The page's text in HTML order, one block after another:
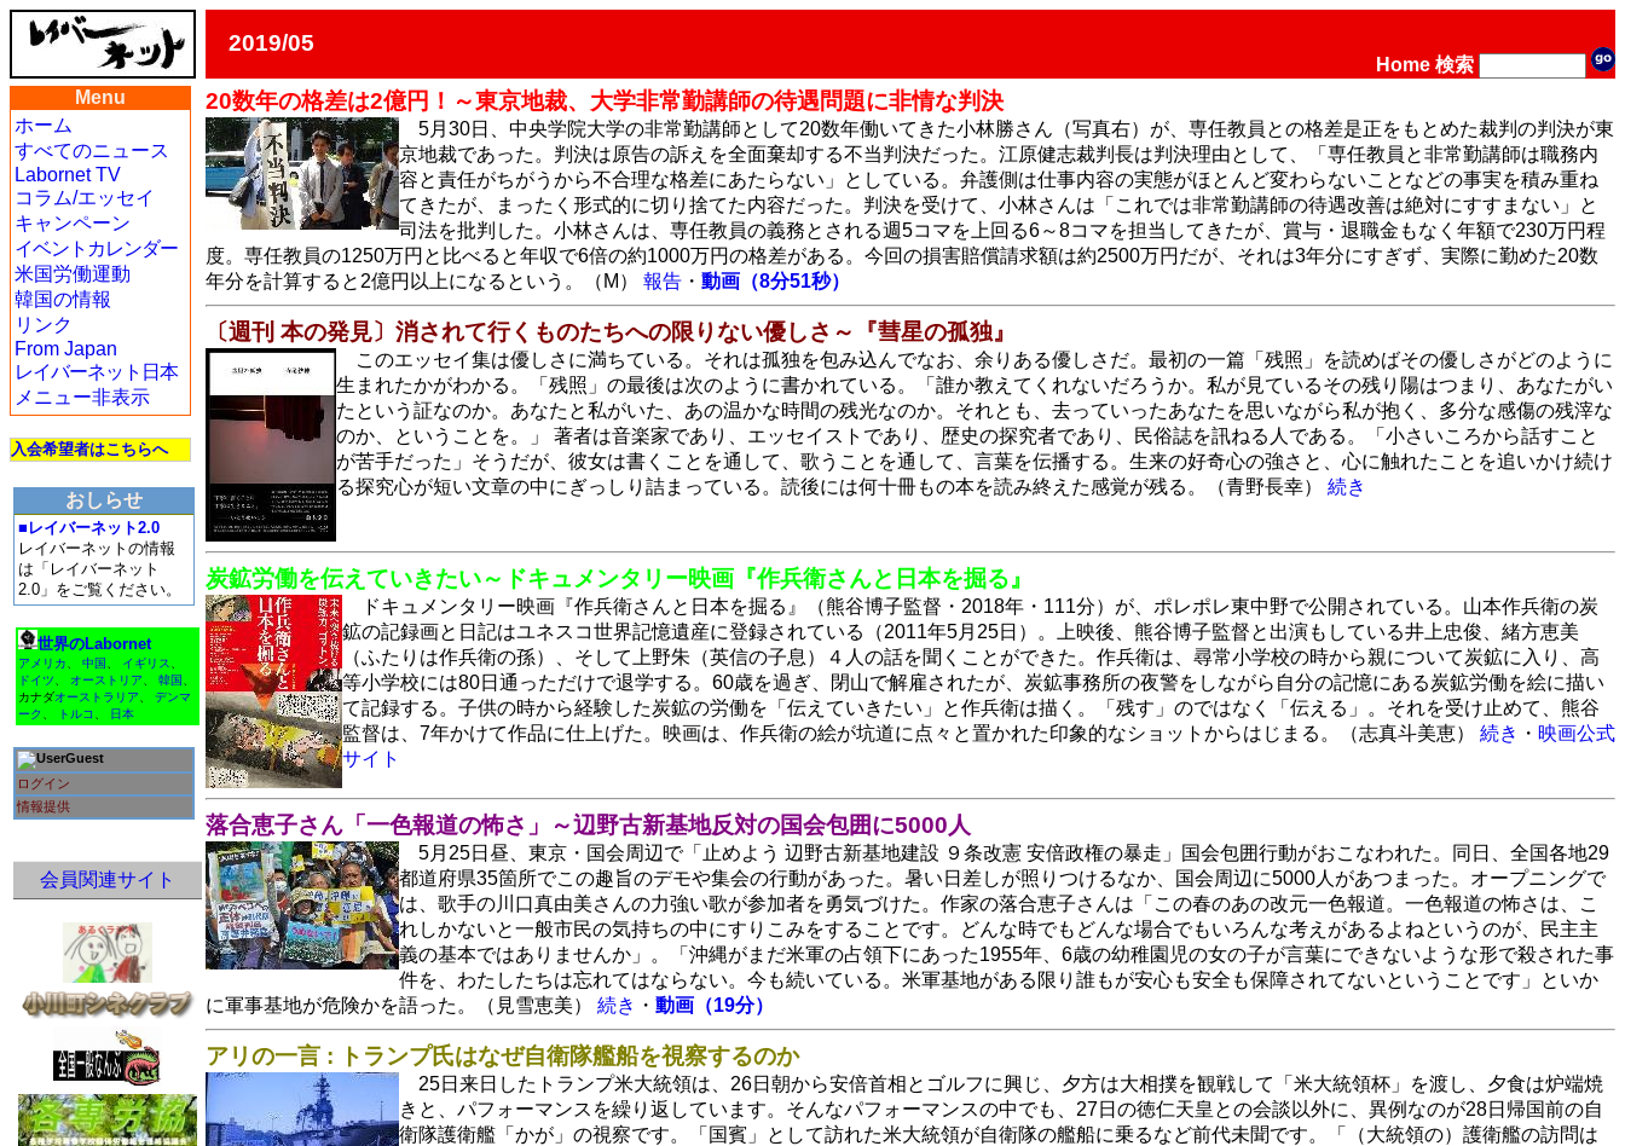
2019/05
Home 検索
Menu
ホーム
すべてのニュース
Labornet TV
コラム/エッセイ
キャンペーン
イベントカレンダー
米国労働運動
韓国の情報
リンク
From Japan
レイバーネット日本
メニュー非表示
入会希望者はこちらへ
おしらせ
■レイバーネット2.0
レイバーネットの情報
は「レイバーネット
2.0」をご覧ください。
世界のLabornet
アメリカ 中国 イギリス
ドイツ
オーストリア 韓国
カナダオーストラリア
デンマ
ーク
トルコ 日本
Guest
ログイン
情報提供
会員関連サイト
20数年の格差は2億円！～東京地裁、大学非常勤講師の待遇問題に非情な判決
5月30日、中央学院大学の非常勤講師として20数年働いてきた小林勝さん（写真右）が、専任教員との格差是正をもとめた裁判の判決が東
京地裁であった。判決は原告の訴えを全面棄却する不当判決だった。江原健志裁判長は判決理由として、「専任教員と非常勤講師は職務内
容と責任がちがうから不合理な格差にあたらない」としている。弁護側は仕事内容の実態がほとんど変わらないことなどの事実を積み重ね
てきたが、まったく形式的に切り捨てた内容だった。判決を受けて、小林さんは「これでは非常勤講師の待遇改善は絶対にすすまない」と
司法を批判した。小林さんは、専任教員の義務とされる週5コマを上回る6～8コマを担当してきたが、賞与・退職金もなく年額で230万円程
度。専任教員の1250万円と比べると年収で6倍の約1000万円の格差がある。今回の損害賠償請求額は約2500万円だが、それは3年分にすぎず、実際に勤めた20数
年分を計算すると2億円以上になるという。（M） 報告 ・ 動画（8分51秒）
〔週刊 本の発見〕消されて行くものたちへの限りない優しさ～『彗星の孤独』
このエッセイ集は優しさに満ちている。それは孤独を包み込んでなお、余りある優しさだ。最初の一篇「残照」を読めばその優しさがどのように
生まれたかがわかる。「残照」の最後は次のように書かれている。「誰か教えてくれないだろうか。私が見ているその残り陽はつまり、あなたがい
たという証なのか。あなたと私がいた、あの温かな時間の残光なのか。それとも、去っていったあなたを思いながら私が抱く、多分な感傷の残滓な
のか、ということを。」 著者は音楽家であり、エッセイストであり、歴史の探究者であり、民俗誌を訊ねる人である。「小さいころから話すこと
が苦手だった」そうだが、彼女は書くことを通して、歌うことを通して、言葉を伝播する。生来の好奇心の強さと、心に触れたことを追いかけ続け
る探究心が短い文章の中にぎっしり詰まっている。読後には何十冊もの本を読み終えた感覚が残る。（青野長幸） 続き
炭鉱労働を伝えていきたい～ドキュメンタリー映画『作兵衛さんと日本を掘る』
ドキュメンタリー映画『作兵衛さんと日本を掘る』（熊谷博子監督・2018年・111分）が、ポレポレ東中野で公開されている。山本作兵衛の炭
鉱の記録画と日記はユネスコ世界記憶遺産に登録されている（2011年5月25日）。上映後、熊谷博子監督と出演もしている井上忠俊、緒方恵美
（ふたりは作兵衛の孫）、そして上野朱（英信の子息）４人の話を聞くことができた。作兵衛は、尋常小学校の時から親について炭鉱に入り、高
等小学校には80日通っただけで退学する。60歳を過ぎ、閉山で解雇されたが、炭鉱事務所の夜警をしながら自分の記憶にある炭鉱労働を絵に描い
て記録する。子供の時から経験した炭鉱の労働を「伝えていきたい」と作兵衛は描く。「残す」のではなく「伝える」。それを受け止めて、熊谷
監督は、7年かけて作品に仕上げた。映画は、作兵衛の絵が坑道に点々と置かれた印象的なショットからはじまる。（志真斗美恵） 続き ・ 映画公式
サイト
落合恵子さん「一色報道の怖さ」～辺野古新基地反対の国会包囲に5000人
5月25日昼、東京・国会周辺で「止めよう 辺野古新基地建設 ９条改憲 安倍政権の暴走」国会包囲行動がおこなわれた。同日、全国各地29
都道府県35箇所でこの趣旨のデモや集会の行動があった。暑い日差しが照りつけるなか、国会周辺に5000人があつまった。オープニングで
は、歌手の川口真由美さんの力強い歌が参加者を勇気づけた。作家の落合恵子さんは「この春のあの改元一色報道。一色報道の怖さは、こ
れしかないと一般市民の気持ちの中にすりこみをすることです。どんな時でもどんな場合でもいろんな考えがあるよねというのが、民主主
義の基本ではありませんか」。「沖縄がまだ米軍の占領下にあった1955年、6歳の幼稚園児の女の子が言葉にできないような形で殺された事
件を、わたしたちは忘れてはならない。今も続いている。米軍基地がある限り誰もが安心も安全も保障されてないということです」といか
に軍事基地が危険かを語った。（見雪恵美） 続き ・ 動画（19分）
アリの一言 : トランプ氏はなぜ自衛隊艦船を視察するのか
25日来日したトランプ米大統領は、26日朝から安倍首相とゴルフに興じ、夕方は大相撲を観戦して「米大統領杯」を渡し、夕食は炉端焼
きと、パフォーマンスを繰り返しています。そんなパフォーマンスの中でも、27日の徳仁天皇との会談以外に、異例なのが28日帰国前の自
衛隊護衛艦「かが」の視察です。「国賓」として訪れた米大統領が自衛隊の艦船に乗るなど前代未聞です。「（大統領の）護衛艦の訪問は